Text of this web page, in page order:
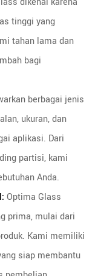
tinggi yang
tahan lama dan
bagi
berbagai jenis
ukuran, dan
aplikasi. Dari
partisi, kami
Anda.
Optima Glass
prima, mulai dari
Kami memiliki
siap membantu